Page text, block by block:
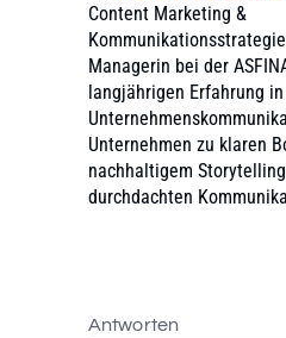
Content Marketing &
Managerin bei der
langjährigen Erfahrung
Unternehmen zu klaren
nachhaltigem
durchdachten
Antworten